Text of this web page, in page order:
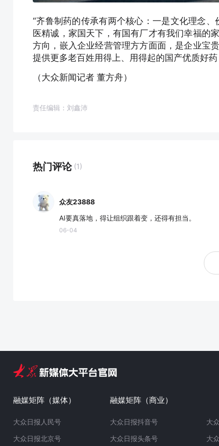
“齐鲁制药的传承有两个核心：一是文化理念
医精诚，家国天下，有国有厂才有我们幸福的
方向，嵌入企业经营管理方方面面，是企业宝
提供更多老百姓用得上、用得起的国产优质好
（大众新闻记者 董方舟）
责任编辑：刘鑫沛
热门评论 (1)
众友23888
AI要真落地，得让组织跟着变，还得有担当。
06-04
融媒矩阵（媒体）
大众日报人民号
大众日报北京号
融媒矩阵（商业）
大众日报抖音号
大众日报头条号
大
大